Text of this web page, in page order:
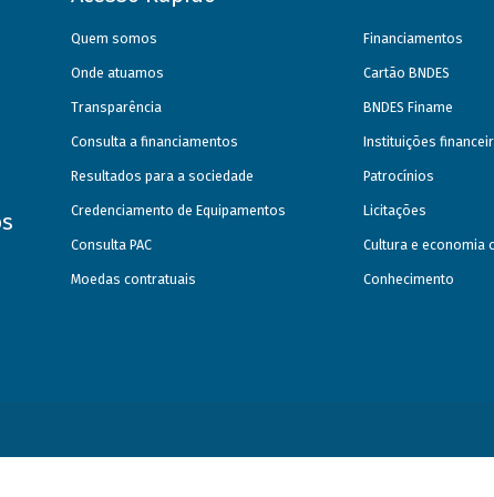
Quem somos
Onde atuamos
Transparência
Consulta a financiamentos
Resultados para a sociedade
Credenciamento de Equipamentos
Consulta PAC
Moedas contratuais
Financiamentos
Cartão BNDES
BNDES Finame
Instituições
Patrocínios
Licitações
Cultura e economia
Conhecimento